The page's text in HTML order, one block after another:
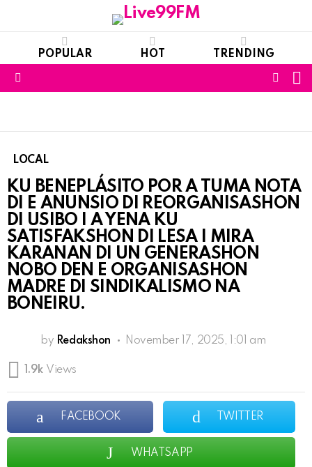
POPULAR HOT TRENDING
LOCAL
KU BENEPLÁSITO POR A TUMA NOTA
DI E ANUNSIO DI REORGANISASHON
DI USIBO I A YENA KU
SATISFAKSHON DI LESA I MIRA
KARANAN DI UN GENERASHON
NOBO DEN E ORGANISASHON
MADRE DI SINDIKALISMO NA
BONEIRU.
by Redakshon November 17, 2025, 1:01 am
1.9k Views
FACEBOOK TWITTER
WHATSAPP